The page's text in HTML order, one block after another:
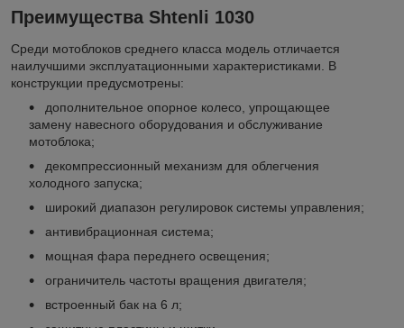
Преимущества Shtenli 1030
Среди мотоблоков среднего класса модель отличается
наилучшими эксплуатационными характеристиками. В
конструкции предусмотрены:
дополнительное опорное колесо, упрощающее
замену навесного оборудования и обслуживание
мотоблока;
декомпрессионный механизм для облегчения
холодного запуска;
широкий диапазон регулировок системы управления;
антивибрационная система;
мощная фара переднего освещения;
ограничитель частоты вращения двигателя;
встроенный бак на 6 л;